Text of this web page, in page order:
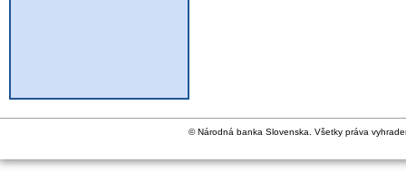
© Národná banka Slovenska. Všetky práva